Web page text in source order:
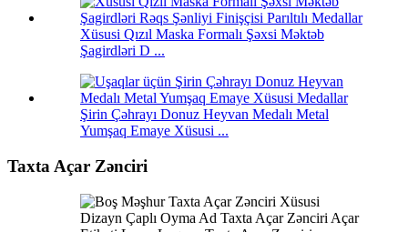
Xüsusi Qızıl Maska Formalı Şəxsi Məktəb
Şagirdləri D ...
Şirin Çəhrayı Donuz Heyvan Medalı Metal
Yumşaq Emaye Xüsusi ...
Taxta Açar Zənciri